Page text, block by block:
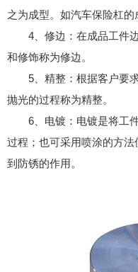
之为成型。如汽车保险杠的
4、修边：在成品工件
和修饰称为修边。
5、精整：根据客户要
抛光的过程称为精整。
6、电镀：电镀是将工
过程；也可采用喷涂的方
到防锈的作用。